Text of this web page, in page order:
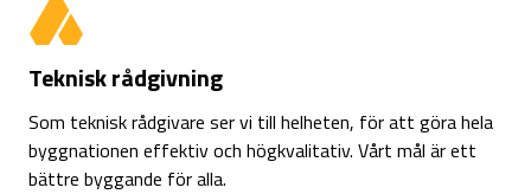
Teknisk rådgivning
Som teknisk rådgivare ser vi till helheten, för att göra hela
byggnationen effektiv och högkvalitativ. Vårt mål är ett
bättre byggande för alla.